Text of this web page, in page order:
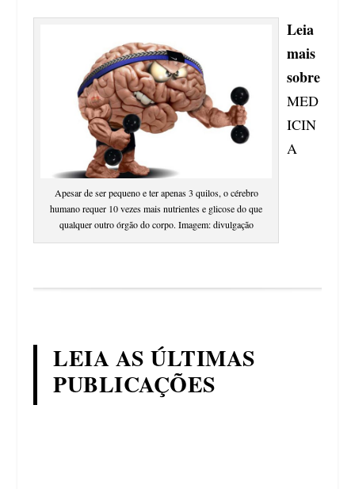
Apesar de ser pequeno e ter apenas 3 quilos, o cérebro
humano requer 10 vezes mais nutrientes e glicose do que
qualquer outro órgão do corpo. Imagem: divulgação
Leia
mais
sobre
MED
ICIN
A
LEIA AS ÚLTIMAS
PUBLICAÇÕES